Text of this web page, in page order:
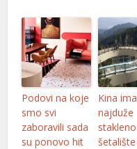
Podovi na koje
smo svi
zaboravili sada
su ponovo hit
Kina ima
najduže
stakleno
šetalište